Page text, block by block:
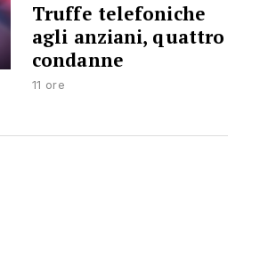
Truffe telefoniche
agli anziani, quattro
condanne
11 ore